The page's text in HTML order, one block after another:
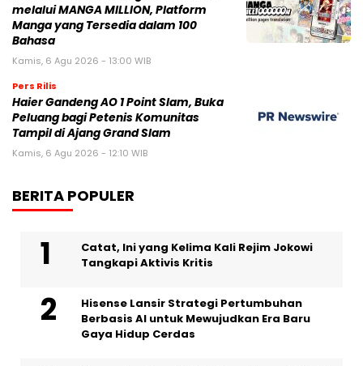
melalui MANGA MILLION, Platform
Manga yang Tersedia dalam 100
Bahasa
Kamis, 6 Agu 2026 - 13:00 WIB
Pers Rilis
Haier Gandeng AO 1 Point Slam, Buka
Peluang bagi Petenis Komunitas
Tampil di Ajang Grand Slam
Kamis, 6 Agu 2026 - 12:10 WIB
BERITA POPULER
Catat, Ini yang Kelima Kali Rejim Jokowi
Tangkapi Aktivis Kritis
Hisense Lansir Strategi Pertumbuhan
Berbasis AI untuk Mewujudkan Era Baru
Gaya Hidup Cerdas